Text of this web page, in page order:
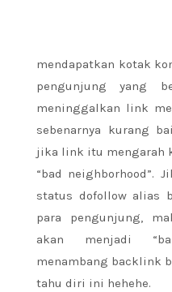
mendapatkan kotak
pengunjung yang
meninggalkan link
sebenarnya kurang
jika link itu mengarah
“bad neighborhood”.
status dofollow alias
para pengunjung,
akan menjadi
menambang backlink
tahu diri ini hehehe.